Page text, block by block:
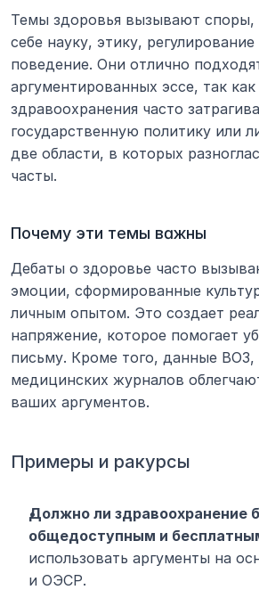
Темы здоровья вызывают
себе науку, этику,
поведение. Они отлично
аргументированных эссе, так
здравоохранения часто
государственную политику или
две области, в которых
часты.
Почему эти темы важны
Дебаты о здоровье часто
эмоции, сформированные
личным опытом. Это создает
напряжение, которое помогает
письму. Кроме того, данные ВОЗ,
медицинских журналов
ваших аргументов.
Примеры и ракурсы
Должно ли здравоохранение
общедоступным и
использовать аргументы на
и ОЭСР.